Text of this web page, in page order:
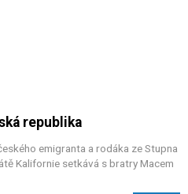
republika
emigranta a rodáka ze Stupna
Kalifornie setkává s bratry Macem